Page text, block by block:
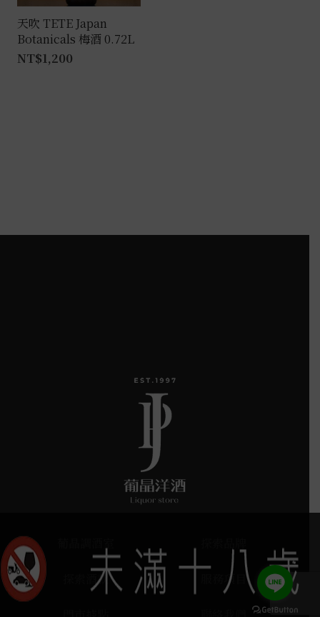
天吹 TETE Japan
Botanicals 梅酒 0.72L
NT$1,200
探索酒款 服務項目